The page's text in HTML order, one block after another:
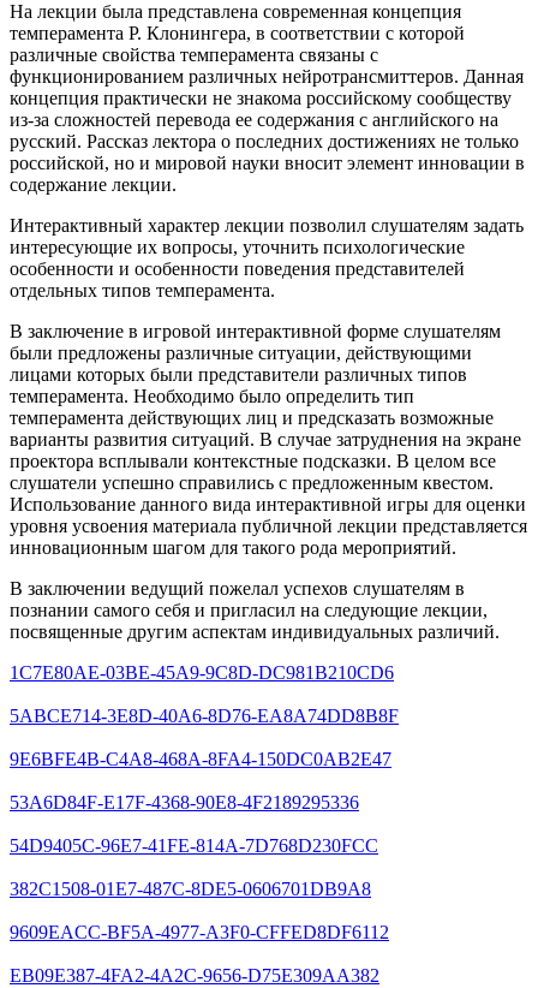
На лекции была представлена современная концепция
темперамента Р. Клонингера, в соответствии с которой
различные свойства темперамента связаны с
функционированием различных нейротрансмиттеров. Данная
концепция практически не знакома российскому сообществу
из-за сложностей перевода ее содержания с английского на
русский. Рассказ лектора о последних достижениях не только
российской, но и мировой науки вносит элемент инновации в
содержание лекции.
Интерактивный характер лекции позволил слушателям задать
интересующие их вопросы, уточнить психологические
особенности и особенности поведения представителей
отдельных типов темперамента.
В заключение в игровой интерактивной форме слушателям
были предложены различные ситуации, действующими
лицами которых были представители различных типов
темперамента. Необходимо было определить тип
темперамента действующих лиц и предсказать возможные
варианты развития ситуаций. В случае затруднения на экране
проектора всплывали контекстные подсказки. В целом все
слушатели успешно справились с предложенным квестом.
Использование данного вида интерактивной игры для оценки
уровня усвоения материала публичной лекции представляется
инновационным шагом для такого рода мероприятий.
В заключении ведущий пожелал успехов слушателям в
познании самого себя и пригласил на следующие лекции,
посвященные другим аспектам индивидуальных различий.
1C7E80AE-03BE-45A9-9C8D-DC981B210CD6
5ABCE714-3E8D-40A6-8D76-EA8A74DD8B8F
9E6BFE4B-C4A8-468A-8FA4-150DC0AB2E47
53A6D84F-E17F-4368-90E8-4F2189295336
54D9405C-96E7-41FE-814A-7D768D230FCC
382C1508-01E7-487C-8DE5-0606701DB9A8
9609EACC-BF5A-4977-A3F0-CFFED8DF6112
EB09E387-4FA2-4A2C-9656-D75E309AA382